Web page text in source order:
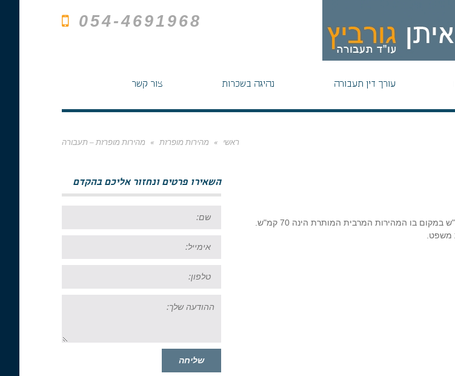
054-4691968
עורך דין תעבורה נהיגה בשכרות צור קשר
ראשי » מהירות מופרזת » מהירות מופרזת – תעבורה
השאירו פרטים ונחזור אליכם בהקדם
שלך:
שליחה